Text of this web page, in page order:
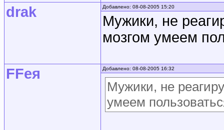
drak Добавлено: 08-08-2005 15:20
Мужики, не
мозгом умеем
FFея Добавлено: 08-08-2005 16:32
Мужики, не
умеем